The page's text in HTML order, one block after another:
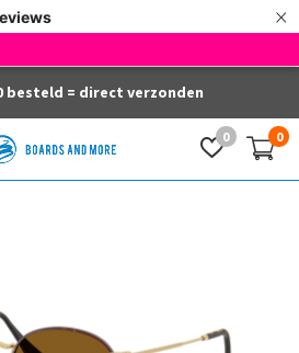
×
0 0
besteld = direct verzonden